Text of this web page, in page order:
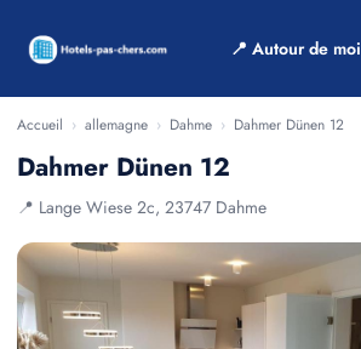
📍 Autour de moi
Accueil › allemagne › Dahme › Dahmer Dünen 12
Dahmer Dünen 12
📍 Lange Wiese 2c, 23747 Dahme